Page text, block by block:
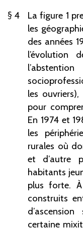
4
La figure 1
les
des années
l’évolution
les
pour
En 1974 et
les
rurales où
et d’autre
habitants
plus forte. À
construits
certaine